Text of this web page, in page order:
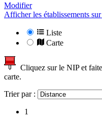
Modifier
Afficher les établissements
Liste
Carte
Cliquez sur le NIP et
carte.
Trier par :
1